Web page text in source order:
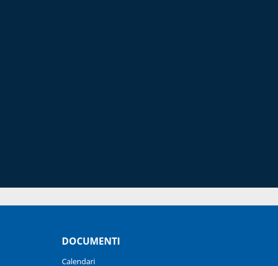
DOCUMENTI
Calendari